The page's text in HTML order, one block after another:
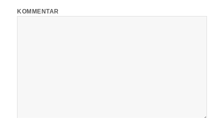
KOMMENTAR